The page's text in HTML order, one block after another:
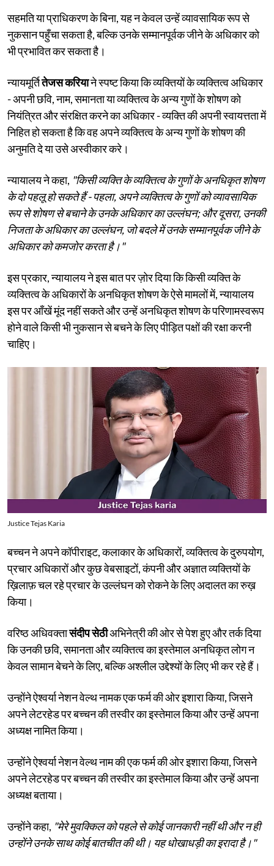
सहमति या प्राधिकरण के बिना, यह न केवल उन्हें व्यावसायिक रूप से
नुकसान पहुँचा सकता है, बल्कि उनके सम्मानपूर्वक जीने के अधिकार को
भी प्रभावित कर सकता है।
न्यायमूर्तितेजस करियाने स्पष्ट किया कि व्यक्तियों के व्यक्तित्व अधिकार
- अपनी छवि, नाम, समानता या व्यक्तित्व के अन्य गुणों के शोषण को
नियंत्रित और संरक्षित करने का अधिकार - व्यक्ति की अपनी स्वायत्तता में
निहित हो सकता है कि वह अपने व्यक्तित्व के अन्य गुणों के शोषण की
अनुमति दे या उसे अस्वीकार करे।
न्यायालय ने कहा, "किसी व्यक्ति के व्यक्तित्व के गुणों के अनधिकृत शोषण
के दो पहलू हो सकते हैं - पहला, अपने व्यक्तित्व के गुणों को व्यावसायिक
रूप से शोषण से बचाने के उनके अधिकार का उल्लंघन; और दूसरा, उनकी
निजता के अधिकार का उल्लंघन, जो बदले में उनके सम्मानपूर्वक जीने के
अधिकार को कमजोर करता है।"
इस प्रकार, न्यायालय ने इस बात पर ज़ोर दिया कि किसी व्यक्ति के
व्यक्तित्व के अधिकारों के अनधिकृत शोषण के ऐसे मामलों में, न्यायालय
इस पर आँखें मूंद नहीं सकते और उन्हें अनधिकृत शोषण के परिणामस्वरूप
होने वाले किसी भी नुकसान से बचने के लिए पीड़ित पक्षों की रक्षा करनी
चाहिए।
Justice Tejas Karia
बच्चन ने अपने कॉपीराइट, कलाकार के अधिकारों, व्यक्तित्व के दुरुपयोग,
प्रचार अधिकारों और कुछ वेबसाइटों, कंपनी और अज्ञात व्यक्तियों के
ख़िलाफ़ चल रहे प्रचार के उल्लंघन को रोकने के लिए अदालत का रुख़
किया।
वरिष्ठ अधिवक्तासंदीप सेठीअभिनेत्री की ओर से पेश हुए और तर्क दिया
कि उनकी छवि, समानता और व्यक्तित्व का इस्तेमाल अनधिकृत लोग न
केवल सामान बेचने के लिए, बल्कि अश्लील उद्देश्यों के लिए भी कर रहे हैं।
उन्होंने ऐश्वर्या नेशन वेल्थ नामक एक फर्म की ओर इशारा किया, जिसने
अपने लेटरहेड पर बच्चन की तस्वीर का इस्तेमाल किया और उन्हें अपना
अध्यक्ष नामित किया।
उन्होंने ऐश्वर्या नेशन वेल्थ नाम की एक फर्म की ओर इशारा किया, जिसने
अपने लेटरहेड पर बच्चन की तस्वीर का इस्तेमाल किया और उन्हें अपना
अध्यक्ष बताया।
उन्होंने कहा, "मेरे मुवक्किल को पहले से कोई जानकारी नहीं थी और न ही
उन्होंने उनके साथ कोई बातचीत की थी। यह धोखाधड़ी का इरादा है।"